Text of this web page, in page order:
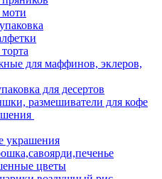
моти
для маффинов, эклеров,
для десертов
размешиватели для кофе
украшения
цветы